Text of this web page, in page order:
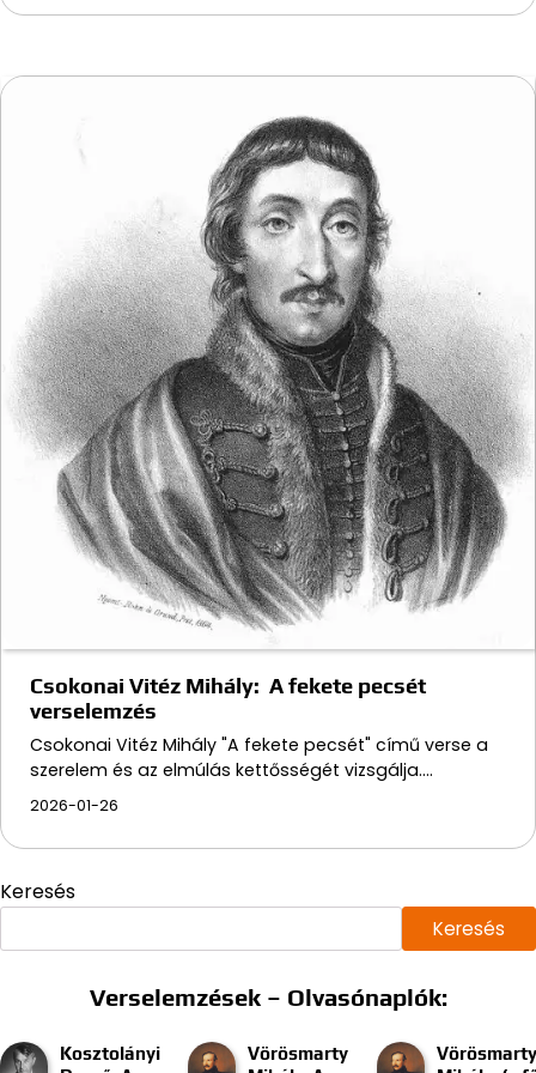
Csokonai Vitéz Mihály: A fekete pecsét
verselemzés
Csokonai Vitéz Mihály "A fekete pecsét" című verse a
szerelem és az elmúlás kettősségét vizsgálja.…
2026-01-26
Keresés
Keresés
Verselemzések – Olvasónaplók:
Kosztolányi
Vörösmarty
Vörösmarty